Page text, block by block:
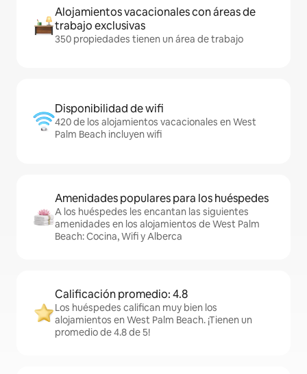
Alojamientos vacacionales con áreas de
trabajo exclusivas
350 propiedades tienen un área de trabajo
Disponibilidad de wifi
420 de los alojamientos vacacionales en West
Palm Beach incluyen wifi
Amenidades populares para los huéspedes
A los huéspedes les encantan las siguientes
amenidades en los alojamientos de West Palm
Beach: Cocina, Wifi y Alberca
Calificación promedio: 4.8
Los huéspedes califican muy bien los
alojamientos en West Palm Beach. ¡Tienen un
promedio de 4.8 de 5!